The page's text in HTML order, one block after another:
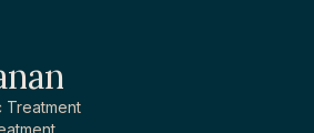
Treatment